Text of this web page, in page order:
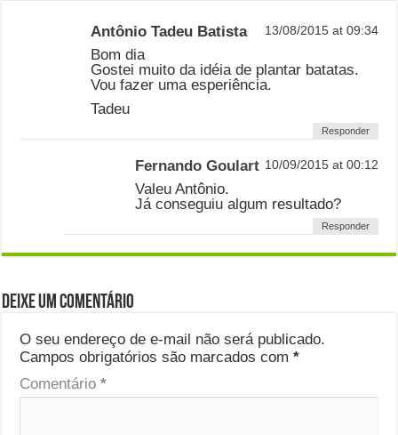
Antônio Tadeu Batista 13/08/2015 at 09:34
Bom dia
Gostei muito da idéia de plantar batatas.
Vou fazer uma esperiência.
Tadeu
Responder
Fernando Goulart 10/09/2015 at 00:12
Valeu Antônio.
Já conseguiu algum resultado?
Responder
Deixe um comentário
O seu endereço de e-mail não será publicado.
Campos obrigatórios são marcados com*
Comentário*